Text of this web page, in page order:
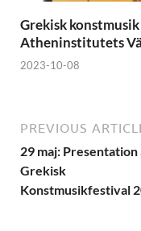
Grekisk
Atheninstitutets
2023-10-08
PREVIOUS
29 maj: Presentation
Grekisk
Konstmusikfestival